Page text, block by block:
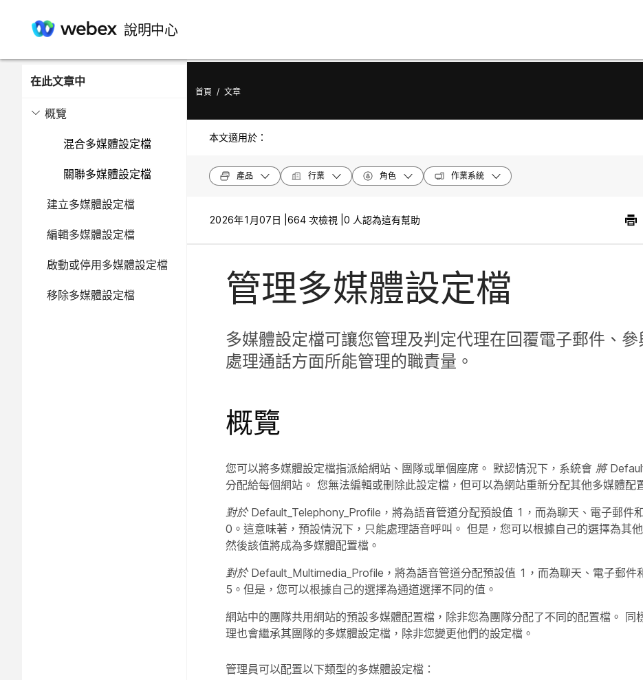
說明中心
在此文章中
概覽
混合多媒體設定檔
關聯多媒體設定檔
建立多媒體設定檔
編輯多媒體設定檔
啟動或停用多媒體設定檔
移除多媒體設定檔
首頁 / 文章
本文適用於：
產品 行業 角色 作業系統
2026年1月07日 | 664 次檢視 | 0 人認為這有幫助
管理多媒體設定檔
多媒體設定檔可讓您管理及判定代理在回覆電子郵件、
處理通話方面所能管理的職責量。
概覽
您可以將多媒體設定檔指派給網站、團隊或單個座席。 默認情況下，系統會 將
分配給每個網站。 您無法編輯或刪除此設定檔，但可以為網站重新分配其他多媒體配
對於 Default_Telephony_Profile ，將為語音管道分配預設值 1，而為聊天、電子郵件
0。這意味著，預設情況下，只能處理語音呼叫。 但是，您可以根據自己的選擇為其
然後該值將成為多媒體配置檔。
對於 Default_Multimedia_Profile ，將為語音管道分配預設值 1，而為聊天、電子郵件
5。但是，您可以根據自己的選擇為通道選擇不同的值。
網站中的團隊共用網站的預設多媒體配置檔，除非您為團隊分配了不同的配置檔。 同
理也會繼承其團隊的多媒體設定檔，除非您變更他們的設定檔。
管理員可以配置以下類型的多媒體設定檔：